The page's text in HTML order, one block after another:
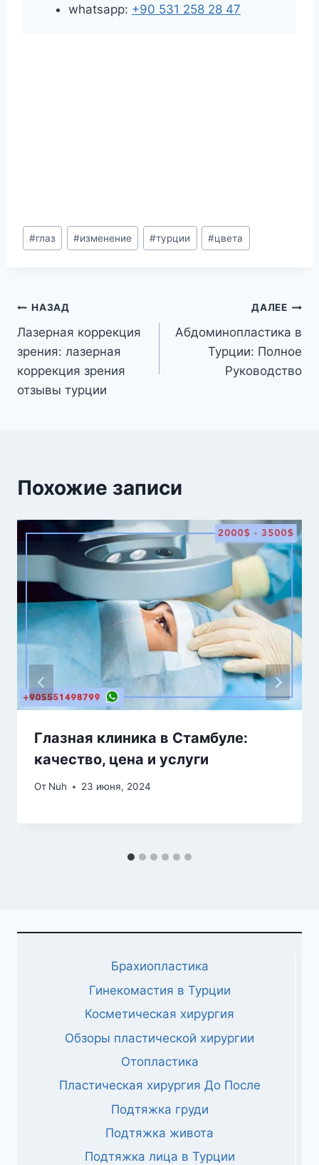
whatsapp: +90 531 258 28 47
Метки
записи:
#глаз #изменение #турции #цвета
Навигация
по
записям
НАЗАД
Лазерная коррекция
зрения: лазерная
коррекция зрения
отзывы турции
ДАЛЕЕ
Абдоминопластика в
Турции: Полное
Руководство
Похожие записи
Глазная клиника в Стамбуле:
качество, цена и услуги
От Nuh 23 июня, 2024
Брахиопластика
Гинекомастия в Турции
Косметическая хирургия
Обзоры пластической хирургии
Отопластика
Пластическая хирургия До После
Подтяжка груди
Подтяжка живота
Подтяжка лица в Турции